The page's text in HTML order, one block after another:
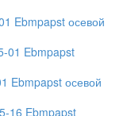
Ebmpapst осевой
Ebmpapst осевой